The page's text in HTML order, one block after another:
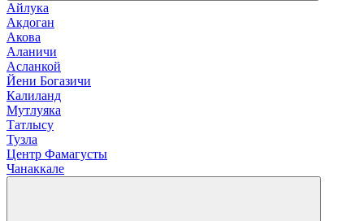
Айлука
Акдоган
Акова
Аланичи
Асланкой
Йени Богазичи
Калиланд
Мутлуяка
Татлысу
Тузла
Центр Фамагусты
Чанаккале